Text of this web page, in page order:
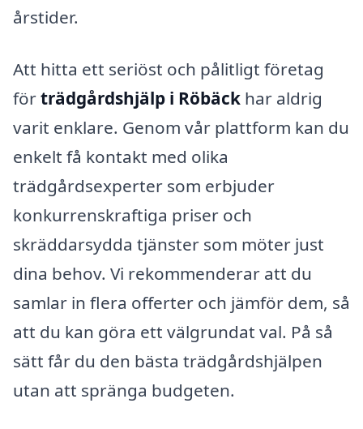
årstider.
Att hitta ett seriöst och pålitligt företag
förträdgårdshjälp i Röbäck har aldrig
varit enklare. Genom vår plattform kan du
enkelt få kontakt med olika
trädgårdsexperter som erbjuder
konkurrenskraftiga priser och
skräddarsydda tjänster som möter just
dina behov. Vi rekommenderar att du
samlar in flera offerter och jämför dem, så
att du kan göra ett välgrundat val. På så
sätt får du den bästa trädgårdshjälpen
utan att spränga budgeten.